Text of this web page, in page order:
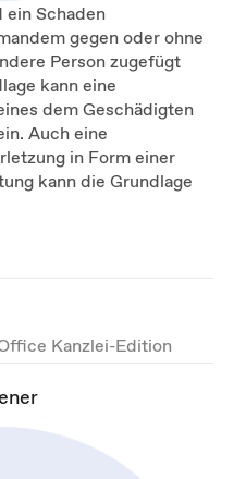
ein Schaden
gegen oder ohne
Person zugefügt
kann eine
dem Geschädigten
Auch eine
in Form einer
kann die Grundlage
Kanzlei-Edition